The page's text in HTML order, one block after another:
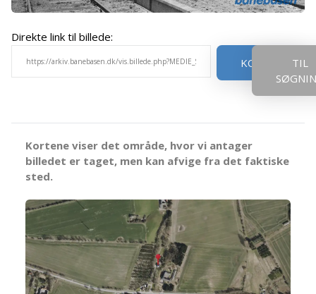
Direkte link til billede:
KOPIER
TIL
Kortene viser det område, hvor vi antager
billedet er taget, men kan afvige fra det faktiske
sted.